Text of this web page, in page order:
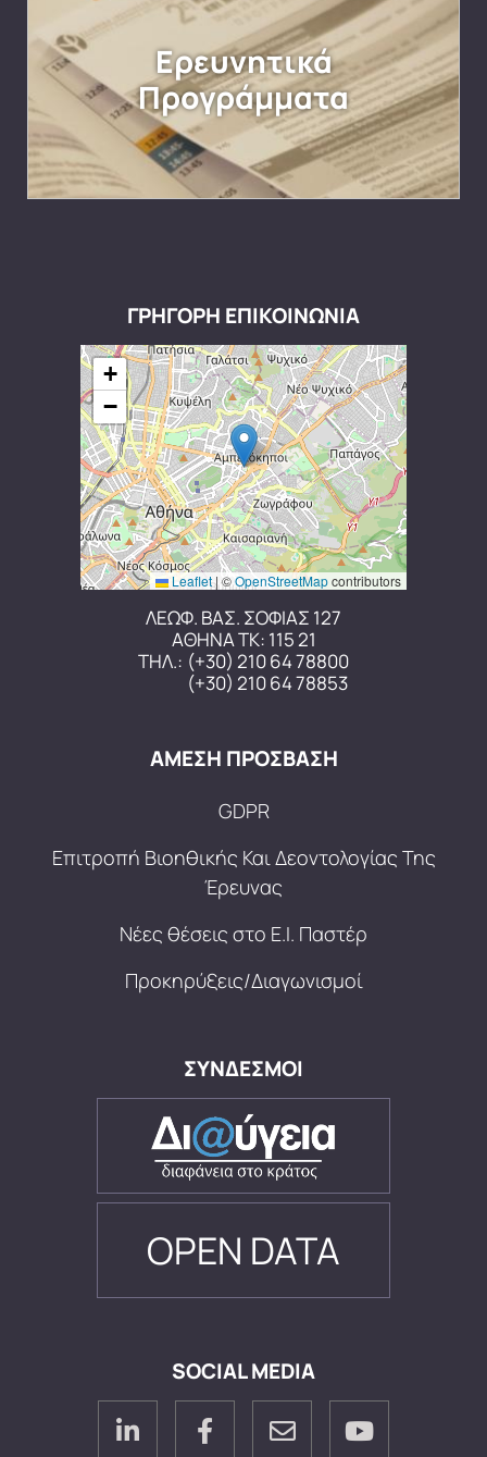
Ερευνητικά
Προγράμματα
ΓΡΗΓΟΡΗ ΕΠΙΚΟΙΝΩΝΙΑ
+
−
Leaflet|©OpenStreetMapcontributors
ΛΕΩΦ. ΒΑΣ. ΣΟΦΙΑΣ 127
ΑΘΗΝΑ ΤΚ: 115 21
ΤΗΛ.: (+30) 210 64 78800
(+30) 210 64 78853
ΑΜΕΣΗ ΠΡΟΣΒΑΣΗ
GDPR
Επιτροπή Βιοηθικής Και Δεοντολογίας Της
Έρευνας
Νέες θέσεις στο Ε.Ι. Παστέρ
Προκηρύξεις/Διαγωνισμοί
ΣΥΝΔΕΣΜΟΙ
OPEN DATA
SOCIAL MEDIA